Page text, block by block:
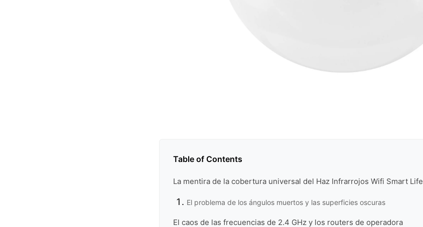
Table of Contents
La mentira de la cobertura universal del Haz Infrarrojos Wifi Smart Life
El problema de los ángulos muertos y las superficies oscuras
El caos de las frecuencias de 2.4 GHz y los routers de operadora